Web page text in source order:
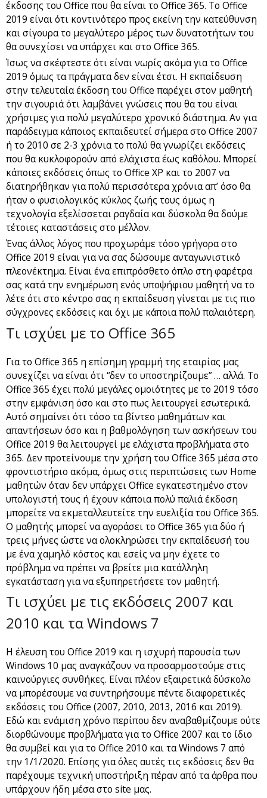
έκδοσης του Office που θα είναι το Office 365. Το Office
2019 είναι ότι κοντινότερο προς εκείνη την κατεύθυνση
και σίγουρα το μεγαλύτερο μέρος των δυνατοτήτων του
θα συνεχίσει να υπάρχει και στο Office 365.
Ίσως να σκέφτεστε ότι είναι νωρίς ακόμα για το Office
2019 όμως τα πράγματα δεν είναι έτσι. Η εκπαίδευση
στην τελευταία έκδοση του Office παρέχει στον μαθητή
την σιγουριά ότι λαμβάνει γνώσεις που θα του είναι
χρήσιμες για πολύ μεγαλύτερο χρονικό διάστημα. Αν για
παράδειγμα κάποιος εκπαιδευτεί σήμερα στο Office 2007
ή το 2010 σε 2-3 χρόνια το πολύ θα γνωρίζει εκδόσεις
που θα κυκλοφορούν από ελάχιστα έως καθόλου. Μπορεί
κάποιες εκδόσεις όπως το Office XP και το 2007 να
διατηρήθηκαν για πολύ περισσότερα χρόνια απ’ όσο θα
ήταν ο φυσιολογικός κύκλος ζωής τους όμως η
τεχνολογία εξελίσσεται ραγδαία και δύσκολα θα δούμε
τέτοιες καταστάσεις στο μέλλον.
Ένας άλλος λόγος που προχωράμε τόσο γρήγορα στο
Office 2019 είναι για να σας δώσουμε ανταγωνιστικό
πλεονέκτημα. Είναι ένα επιπρόσθετο όπλο στη φαρέτρα
σας κατά την ενημέρωση ενός υποψήφιου μαθητή να το
λέτε ότι στο κέντρο σας η εκπαίδευση γίνεται με τις πιο
σύγχρονες εκδόσεις και όχι με κάποια πολύ παλαιότερη.
Τι ισχύει με το Office 365
Για το Office 365 η επίσημη γραμμή της εταιρίας μας
συνεχίζει να είναι ότι “δεν το υποστηρίζουμε” … αλλά. Το
Office 365 έχει πολύ μεγάλες ομοιότητες με το 2019 τόσο
στην εμφάνιση όσο και στο πως λειτουργεί εσωτερικά.
Αυτό σημαίνει ότι τόσο τα βίντεο μαθημάτων και
απαντήσεων όσο και η βαθμολόγηση των ασκήσεων του
Office 2019 θα λειτουργεί με ελάχιστα προβλήματα στο
365. Δεν προτείνουμε την χρήση του Office 365 μέσα στο
φροντιστήριο ακόμα, όμως στις περιπτώσεις των Home
μαθητών όταν δεν υπάρχει Office εγκατεστημένο στον
υπολογιστή τους ή έχουν κάποια πολύ παλιά έκδοση
μπορείτε να εκμεταλλευτείτε την ευελιξία του Office 365.
Ο μαθητής μπορεί να αγοράσει το Office 365 για δύο ή
τρεις μήνες ώστε να ολοκληρώσει την εκπαίδευσή του
με ένα χαμηλό κόστος και εσείς να μην έχετε το
πρόβλημα να πρέπει να βρείτε μια κατάλληλη
εγκατάσταση για να εξυπηρετήσετε τον μαθητή.
Τι ισχύει με τις εκδόσεις 2007 και
2010 και τα Windows 7
Η έλευση του Office 2019 και η ισχυρή παρουσία των
Windows 10 μας αναγκάζουν να προσαρμοστούμε στις
καινούργιες συνθήκες. Είναι πλέον εξαιρετικά δύσκολο
να μπορέσουμε να συντηρήσουμε πέντε διαφορετικές
εκδόσεις του Office (2007, 2010, 2013, 2016 και 2019).
Εδώ και ενάμιση χρόνο περίπου δεν αναβαθμίζουμε ούτε
διορθώνουμε προβλήματα για το Office 2007 και το ίδιο
θα συμβεί και για το Office 2010 και τα Windows 7 από
την 1/1/2020. Επίσης για όλες αυτές τις εκδόσεις δεν θα
παρέχουμε τεχνική υποστήριξη πέραν από τα άρθρα που
υπάρχουν ήδη μέσα στο site μας.